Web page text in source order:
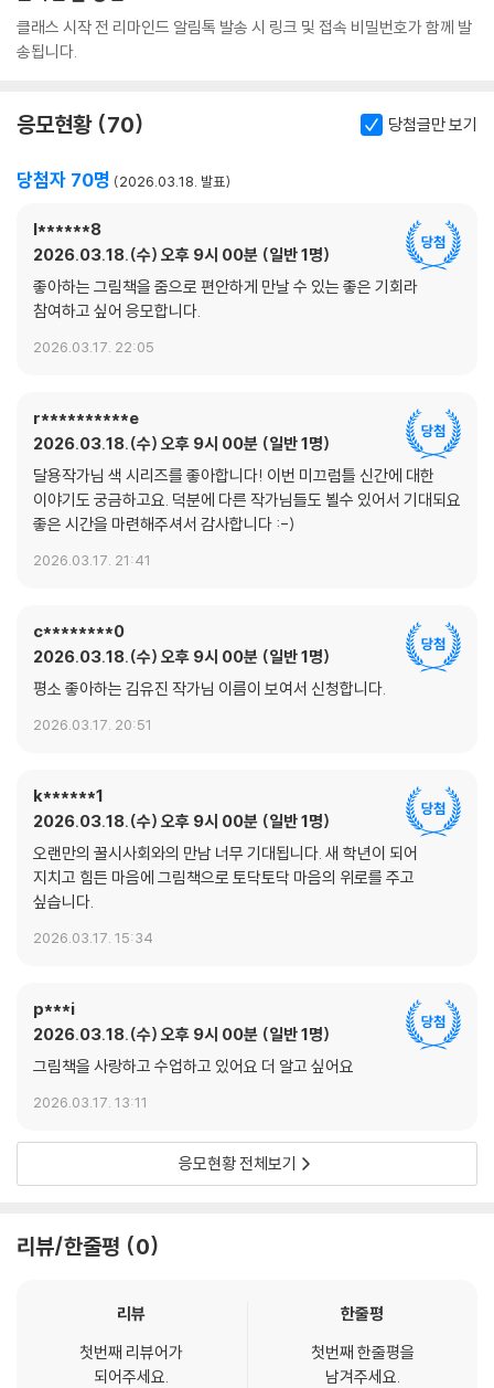
클래스 시작 전 리마인드 알림톡 발송 시 링크 및 접속 비밀번호가 함께 발
송됩니다.
응모현황 70 당첨글만 보기
당첨자 70명 2026.03.18. 발표
l******8
2026.03.18.(수) 오후 9시 00분 일반 1명
좋아하는 그림책을 줌으로 편안하게 만날 수 있는 좋은 기회라
참여하고 싶어 응모합니다.
2026.03.17. 22:05
r**********e
2026.03.18.(수) 오후 9시 00분 일반 1명
달용작가님 색 시리즈를 좋아합니다! 이번 미끄럼틀 신간에 대한
이야기도 궁금하고요. 덕분에 다른 작가님들도 뵐수 있어서 기대되요
좋은 시간을 마련해주셔서 감사합니다 :-)
2026.03.17. 21:41
c********0
2026.03.18.(수) 오후 9시 00분 일반 1명
평소 좋아하는 김유진 작가님 이름이 보여서 신청합니다.
2026.03.17. 20:51
k******1
2026.03.18.(수) 오후 9시 00분 일반 1명
오랜만의 꿀시사회와의 만남 너무 기대됩니다. 새 학년이 되어
지치고 힘든 마음에 그림책으로 토닥토닥 마음의 위로를 주고
싶습니다.
2026.03.17. 15:34
p***i
2026.03.18.(수) 오후 9시 00분 일반 1명
그림책을 사랑하고 수업하고 있어요 더 알고 싶어요
2026.03.17. 13:11
응모현황 전체보기
리뷰/한줄평 0
리뷰
첫번째 리뷰어가
되어주세요.
한줄평
첫번째 한줄평을
남겨주세요.